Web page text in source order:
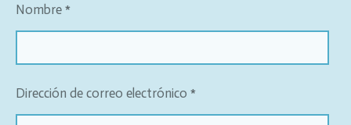
Nombre *
Dirección de correo electrónico *